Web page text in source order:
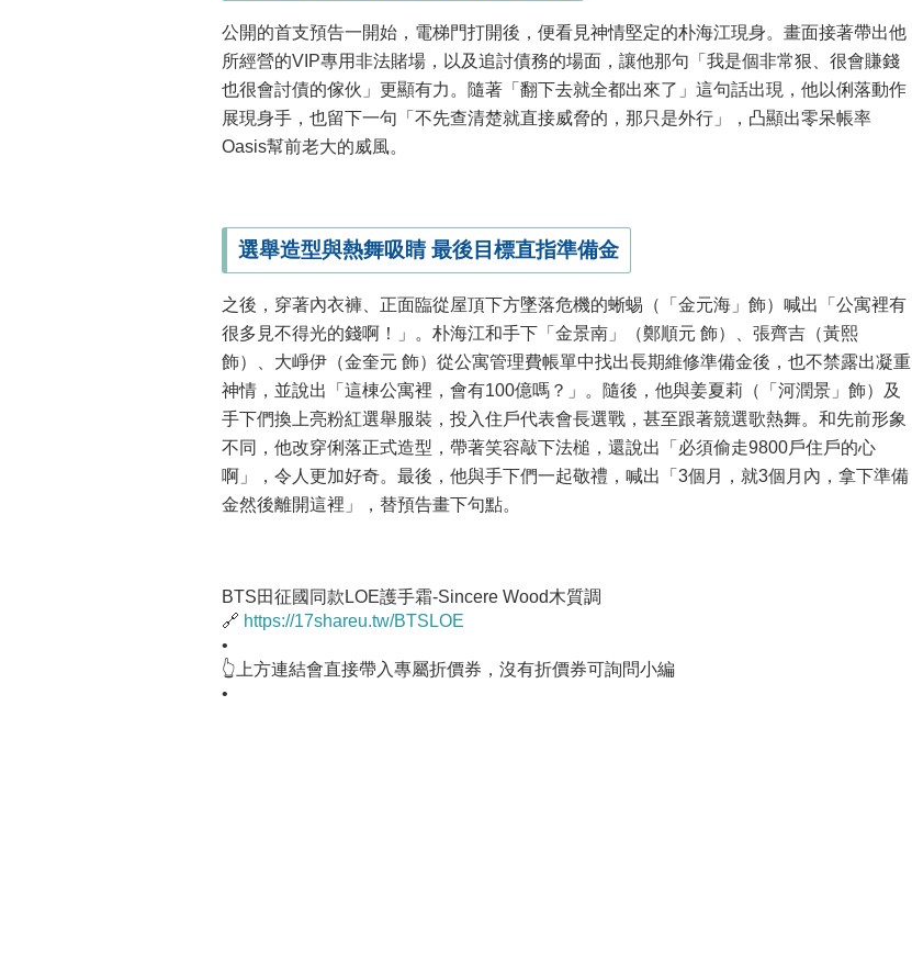
公開的首支預告一開始，電梯門打開後，便看見神情堅定的朴海江現身。畫面接著帶出他
所經營的VIP專用非法賭場，以及追討債務的場面，讓他那句「我是個非常狠、很會賺錢
也很會討債的傢伙」更顯有力。隨著「翻下去就全都出來了」這句話出現，他以俐落動作
展現身手，也留下一句「不先查清楚就直接威脅的，那只是外行」，凸顯出零呆帳率
Oasis幫前老大的威風。
選舉造型與熱舞吸睛 最後目標直指準備金
之後，穿著內衣褲、正面臨從屋頂下方墜落危機的蜥蜴（「金元海」飾）喊出「公寓裡有
很多見不得光的錢啊！」。朴海江和手下「金景南」（鄭順元 飾）、張齊吉（黃熙
飾）、大崢伊（金奎元 飾）從公寓管理費帳單中找出長期維修準備金後，也不禁露出凝重
神情，並說出「這棟公寓裡，會有100億嗎？」。隨後，他與姜夏莉（「河潤景」飾）及
手下們換上亮粉紅選舉服裝，投入住戶代表會長選戰，甚至跟著競選歌熱舞。和先前形象
不同，他改穿俐落正式造型，帶著笑容敲下法槌，還說出「必須偷走9800戶住戶的心
啊」，令人更加好奇。最後，他與手下們一起敬禮，喊出「3個月，就3個月內，拿下準備
金然後離開這裡」，替預告畫下句點。
BTS田征國同款LOE護手霜-Sincere Wood木質調
🔗 https://17shareu.tw/BTSLOE
•
👆上方連結會直接帶入專屬折價券，沒有折價券可詢問小編
•